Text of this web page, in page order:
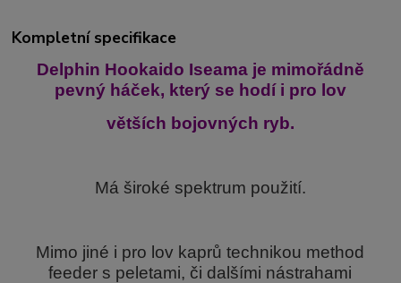
Kompletní specifikace
Delphin Hookaido Iseama je mimořádně
pevný háček, který se hodí i pro lov
větších bojovných ryb.
Má široké spektrum použití.
Mimo jiné i pro lov kaprů technikou method
feeder s peletami, či dalšími nástrahami